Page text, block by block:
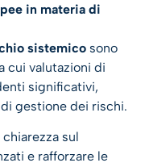
in materia di
sistemico sono
cui valutazioni di
significativi,
gestione dei rischi.
sul
e rafforzare le